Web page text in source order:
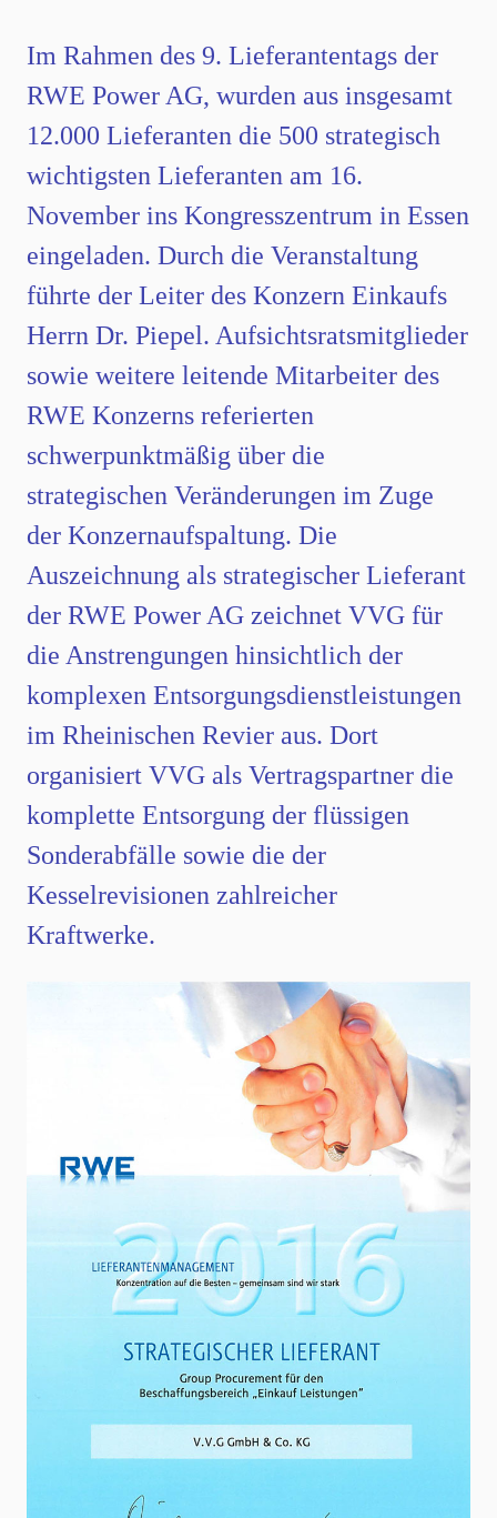
Im Rahmen des 9. Lieferantentags der
RWE Power AG, wurden aus insgesamt
12.000 Lieferanten die 500 strategisch
wichtigsten Lieferanten am 16.
November ins Kongresszentrum in Essen
eingeladen. Durch die Veranstaltung
führte der Leiter des Konzern Einkaufs
Herrn Dr. Piepel. Aufsichtsratsmitglieder
sowie weitere leitende Mitarbeiter des
RWE Konzerns referierten
schwerpunktmäßig über die
strategischen Veränderungen im Zuge
der Konzernaufspaltung. Die
Auszeichnung als strategischer Lieferant
der RWE Power AG zeichnet VVG für
die Anstrengungen hinsichtlich der
komplexen Entsorgungsdienstleistungen
im Rheinischen Revier aus. Dort
organisiert VVG als Vertragspartner die
komplette Entsorgung der flüssigen
Sonderabfälle sowie die der
Kesselrevisionen zahlreicher
Kraftwerke.